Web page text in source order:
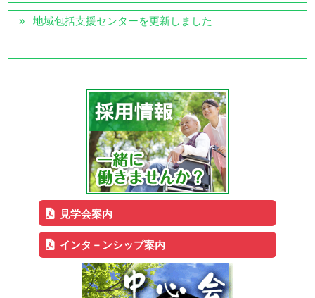
地域包括支援センターを更新しました
見学会案内
インタ－ンシップ案内